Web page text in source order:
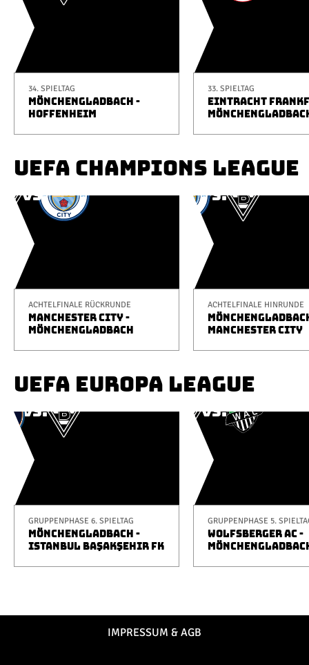
34. SPIELTAG
MÖNCHENGLADBACH -
HOFFENHEIM
33. SPIELTAG
EINTRACHT
UEFA CHAMPIONS LEAGUE
ACHTELFINALE RÜCKRUNDE
MANCHESTER CITY -
MÖNCHENGLADBACH
ACHTELFINALE HINRUNDE
MANCHESTER CITY
UEFA EUROPA LEAGUE
GRUPPENPHASE 6. SPIELTAG
MÖNCHENGLADBACH -
ISTANBUL BAŞAKŞEHIR FK
GRUPPENPHASE 5.
WOLFSBERGER AC -
IMPRESSUM & AGB